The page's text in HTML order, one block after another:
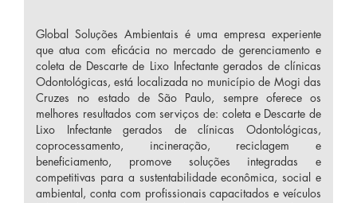
Global Soluções Ambientais é uma empresa experiente
que atua com eficácia no mercado de gerenciamento e
coleta de Descarte de Lixo Infectante gerados de clínicas
Odontológicas, está localizada no município de Mogi das
Cruzes no estado de São Paulo, sempre oferece os
melhores resultados com serviços de: coleta e Descarte de
Lixo Infectante gerados de clínicas Odontológicas,
coprocessamento, incineração, reciclagem e
beneficiamento, promove soluções integradas e
competitivas para a sustentabilidade econômica, social e
ambiental, conta com profissionais capacitados e veículos